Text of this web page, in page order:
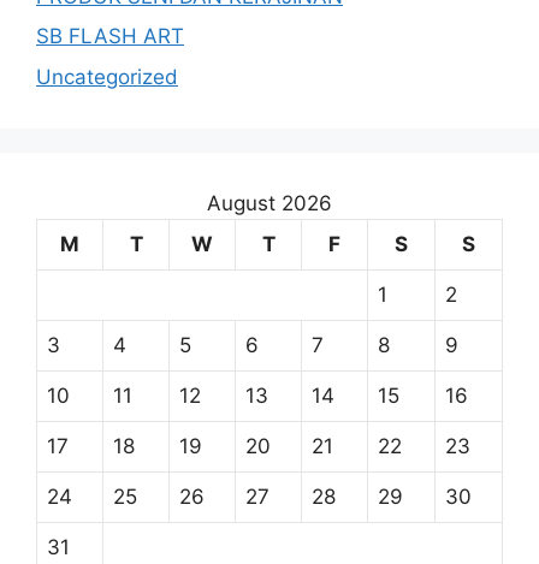
SB FLASH ART
Uncategorized
August 2026
M
T W T F S S
1 2
3 4 5 6 7 8 9
10 11 12 13 14 15 16
17 18 19 20 21 22 23
24 25 26 27 28 29 30
31